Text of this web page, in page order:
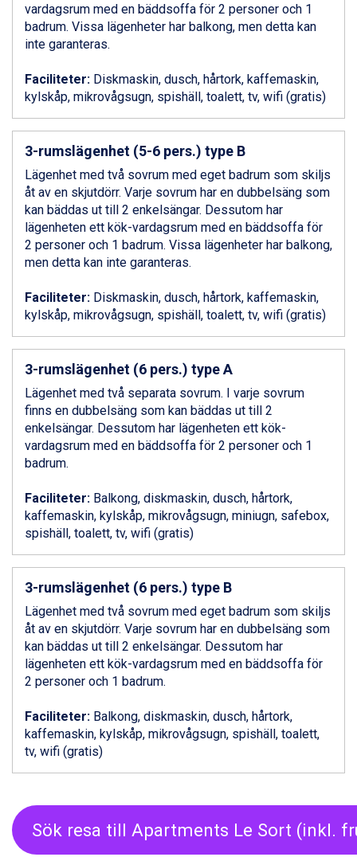
Sestriere från 6.945 kr.
Wagrain från 7.095 kr.
Fieberbrunn från 9.645 kr.
Val Thorens från 8.395 kr.
St. Anton från 11.245 kr.
Canazei från 7.195 kr.
Livigno från 5.595 kr.
Ponte di Legno från 7.395 kr.
Bad Gastein från 6.295 kr.
Sauze dOulx från 6.145 kr.
Alleghe från 8.545 kr.
Arabba från 11.045 kr.
La Thuile från 7.045 kr.
Cervinia från 8.245 kr.
Passo Tonale från 5.895 kr.
Sölden från 12.995 kr.
Saalbach från 9.445 kr.
Sestriere från 6.945 kr.
Wagrain från 7.095 kr.
Fieberbrunn från 9.645 kr.
Ischgl från 11.295 kr.
Val Thorens från 8.395 kr.
St. Anton från 11.245 kr.
Canazei från 7.195 kr.
Livigno från 5.595 kr.
Ponte di Legno från 7.395 kr.
Sauze dOulx från 6.145 kr.
Alleghe från 8.545 kr.
Arabba från 11.045 kr.
La Thuile från 7.045 kr.
Cervinia från 8.245 kr.
Bad Hofgastein från 8.595 kr.
Passo Tonale från 5.895 kr.
Sölden från 12.995 kr.
Champoluc från 5.945 kr.
Sestriere från 6.945 kr.
Wagrain från 7.095 kr.
Fieberbrunn från 9.645 kr.
St. Anton från 11.245 kr.
vardagsrum med en bäddsoffa för 2 personer och 1
badrum. Vissa lägenheter har balkong, men detta kan
inte garanteras.
Faciliteter: Diskmaskin, dusch, hårtork, kaffemaskin,
kylskåp, mikrovågsugn, spishäll, toalett, tv, wifi (gratis)
3-rumslägenhet (5-6 pers.) type B
Lägenhet med två sovrum med eget badrum som skiljs
åt av en skjutdörr. Varje sovrum har en dubbelsäng som
kan bäddas ut till 2 enkelsängar. Dessutom har
lägenheten ett kök-vardagsrum med en bäddsoffa för
2 personer och 1 badrum. Vissa lägenheter har balkong,
men detta kan inte garanteras.
Faciliteter: Diskmaskin, dusch, hårtork, kaffemaskin,
kylskåp, mikrovågsugn, spishäll, toalett, tv, wifi (gratis)
3-rumslägenhet (6 pers.) type A
Lägenhet med två separata sovrum. I varje sovrum
finns en dubbelsäng som kan bäddas ut till 2
enkelsängar. Dessutom har lägenheten ett kök-
vardagsrum med en bäddsoffa för 2 personer och 1
badrum.
Faciliteter: Balkong, diskmaskin, dusch, hårtork,
kaffemaskin, kylskåp, mikrovågsugn, miniugn, safebox,
spishäll, toalett, tv, wifi (gratis)
3-rumslägenhet (6 pers.) type B
Lägenhet med två sovrum med eget badrum som skiljs
åt av en skjutdörr. Varje sovrum har en dubbelsäng som
kan bäddas ut till 2 enkelsängar. Dessutom har
lägenheten ett kök-vardagsrum med en bäddsoffa för
2 personer och 1 badrum.
Faciliteter: Balkong, diskmaskin, dusch, hårtork,
kaffemaskin, kylskåp, mikrovågsugn, spishäll, toalett,
tv, wifi (gratis)
Sök resa till Apartments Le Sort (inkl.